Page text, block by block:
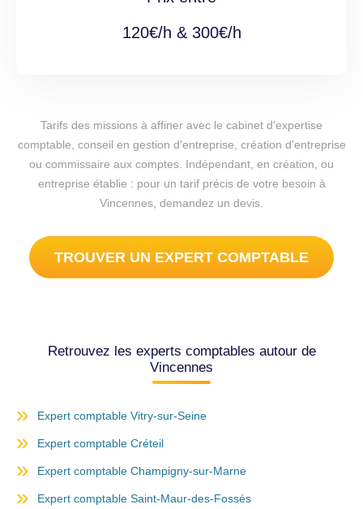
120€/h & 300€/h
Tarifs des missions à affiner avec le cabinet d'expertise
comptable, conseil en gestion d'entreprise, création d'entreprise
ou commissaire aux comptes. Indépendant, en création, ou
entreprise établie : pour un tarif précis de votre besoin à
Vincennes, demandez un devis.
TROUVER UN EXPERT COMPTABLE
Retrouvez les experts comptables autour de
Vincennes
Expert comptable Vitry-sur-Seine
Expert comptable Créteil
Expert comptable Champigny-sur-Marne
Expert comptable Saint-Maur-des-Fossés